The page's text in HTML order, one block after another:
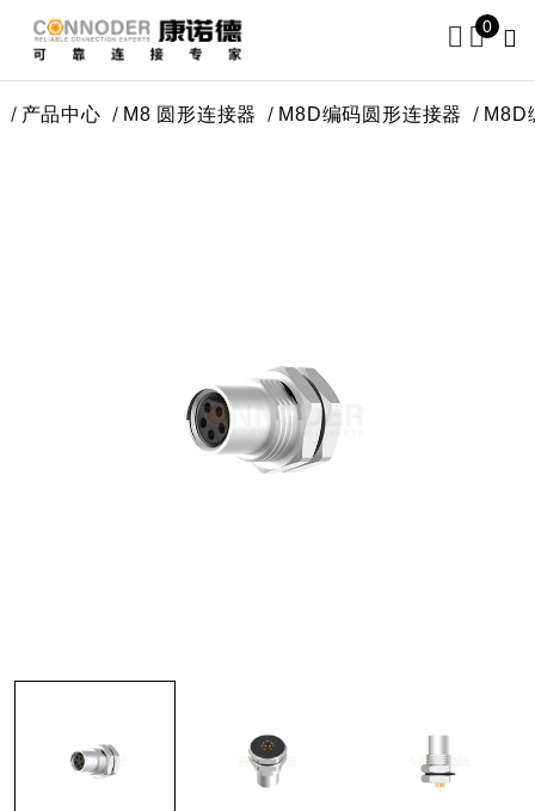
0
产品中心 M8 圆形连接器 M8D编码圆形连接器